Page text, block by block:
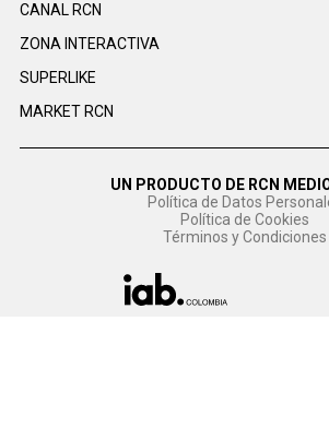
CANAL RCN
ZONA INTERACTIVA
SUPERLIKE
MARKET RCN
UN PRODUCTO DE RCN
Política de Datos
Política de Cookies
Términos y Condiciones